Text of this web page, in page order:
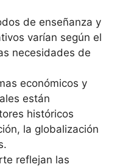
de enseñanza y
varían según el
necesidades de
económicos y
están
históricos
la globalización
reflejan las